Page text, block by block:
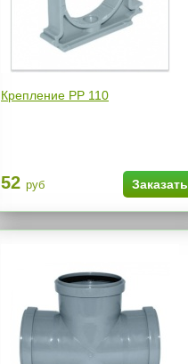
Крепление РР 110
52 руб Заказать